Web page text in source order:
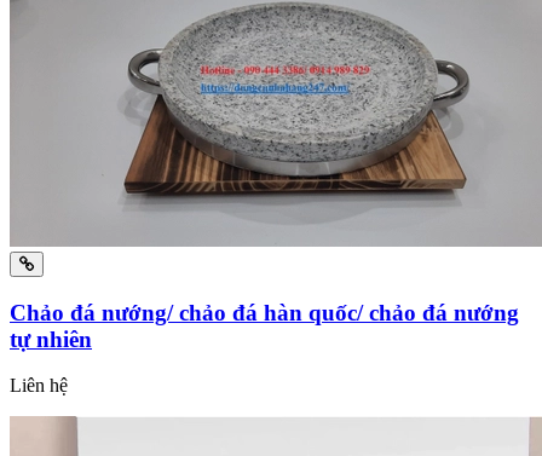
Chảo đá nướng/ chảo đá hàn quốc/ chảo đá nướng
tự nhiên
Liên hệ